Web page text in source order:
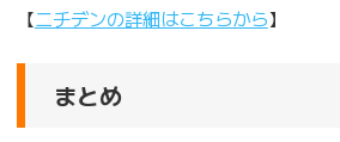
【ニチデンの詳細はこちらから】
まとめ